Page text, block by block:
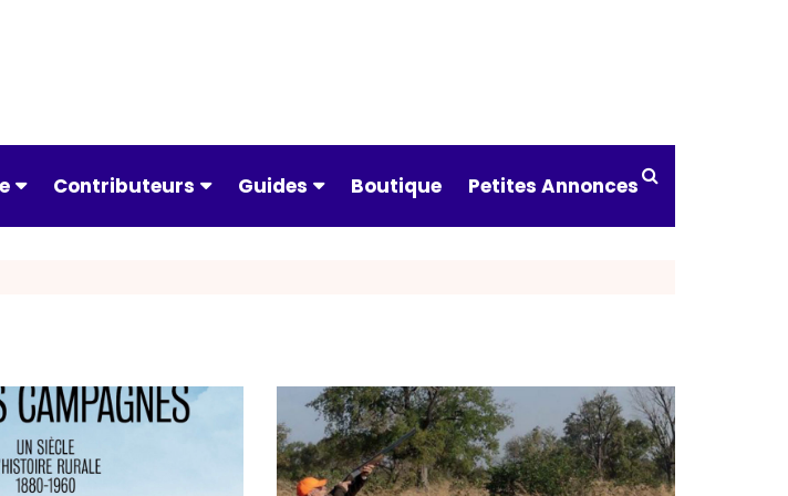
Contributeurs
Dominique CZERMANN
Alain DE L’HERMITE
Gilles DE VALICOURT
Guides
Bonnes pratiques
Calendrier des
ouvertures
Boutique Petites Annonces